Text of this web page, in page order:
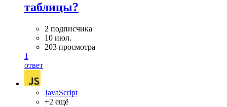
таблицы?
2 подписчика
10 июл.
203 просмотра
1
ответ
JavaScript
+2 ещё